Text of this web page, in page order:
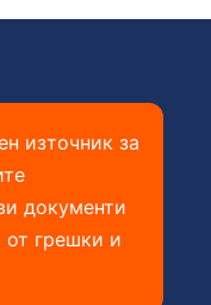
източник за
документи
от грешки и